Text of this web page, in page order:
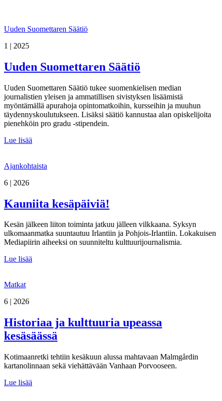
Uuden Suomettaren Säätiö
1 | 2025
Uuden Suomettaren Säätiö
Uuden Suomettaren Säätiö tukee suomenkielisen median
journalistien yleisen ja ammatillisen sivistyksen lisäämistä
myöntämällä apurahoja opintomatkoihin, kursseihin ja muuhun
täydennyskoulutukseen. Lisäksi säätiö kannustaa alan opiskelijoita
pienehköin pro gradu -stipendein.
Lue lisää
Ajankohtaista
6 | 2026
Kauniita kesäpäiviä!
Kesän jälkeen liiton toiminta jatkuu jälleen vilkkaana. Syksyn
ulkomaanmatka suuntautuu Irlantiin ja Pohjois-Irlantiin. Lokakuisen
Mediapiirin aiheeksi on suunniteltu kulttuurijournalismia.
Lue lisää
Matkat
6 | 2026
Historiaa ja kulttuuria upeassa
kesäsäässä
Kotimaanretki tehtiin kesäkuun alussa mahtavaan Malmgårdin
kartanolinnaan sekä viehättävään Vanhaan Porvooseen.
Lue lisää